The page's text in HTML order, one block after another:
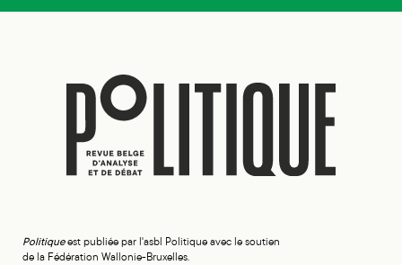
Politiqueest publiée par l'asbl Politique avec le soutien
de la Fédération Wallonie-Bruxelles.